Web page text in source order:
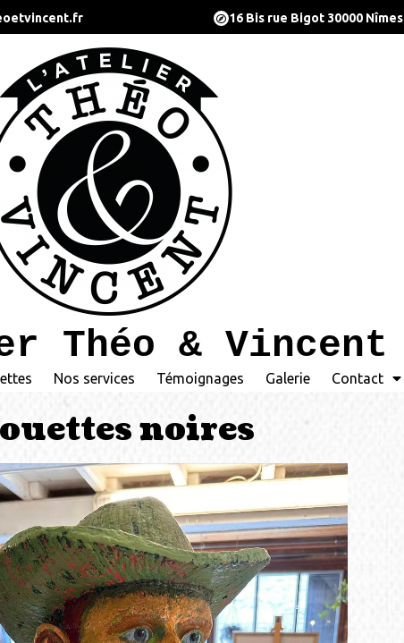
16 Bis rue Bigot 30000 Nîmes
Théo & Vincent
Nos services Témoignages Galerie Contact
noires